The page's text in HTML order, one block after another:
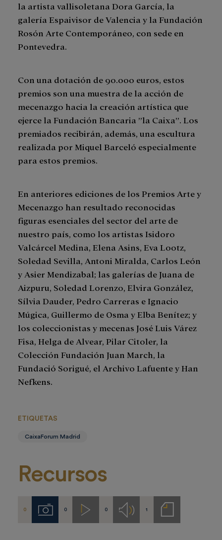
la artista vallisoletana Dora García, la
galería Espaivisor de Valencia y la Fundación
Rosón Arte Contemporáneo, con sede en
Pontevedra.
Con una dotación de 90.000 euros, estos
premios son una muestra de la acción de
mecenazgo hacia la creación artística que
ejerce la Fundación Bancaria ”la Caixa”. Los
premiados recibirán, además, una escultura
realizada por Miquel Barceló especialmente
para estos premios.
En anteriores ediciones de los Premios Arte y
Mecenazgo han resultado reconocidas
figuras esenciales del sector del arte de
nuestro país, como los artistas Isidoro
Valcárcel Medina, Elena Asins, Eva Lootz,
Soledad Sevilla, Antoni Miralda, Carlos León
y Asier Mendizabal; las galerías de Juana de
Aizpuru, Soledad Lorenzo, Elvira González,
Sílvia Dauder, Pedro Carreras e Ignacio
Múgica, Guillermo de Osma y Elba Benítez; y
los coleccionistas y mecenas José Luis Várez
Fisa, Helga de Alvear, Pilar Citoler, la
Colección Fundación Juan March, la
Fundació Sorigué, el Archivo Lafuente y Han
Nefkens.
ETIQUETAS
CaixaForum Madrid
Recursos
0 Imágenes
0 Videos
0 Audios1
Notas
de